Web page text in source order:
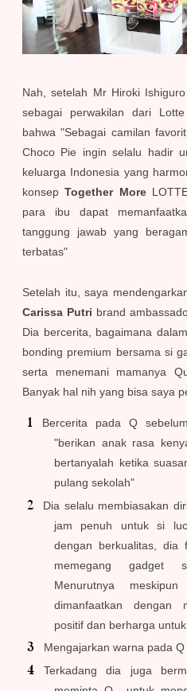
Nah, setelah Mr Hiroki
sebagai perwakilan dari
bahwa "Sebagai camilan
Choco Pie ingin selalu hadir
keluarga Indonesia yang
konsepTogether More
para ibu dapat
tanggung jawab yang
terbatas"
Setelah itu, saya
Carissa Putri brand
Dia bercerita, bagaimana
bonding premium bersama si
serta menemani mamanya
Banyak hal nih yang bisa saya
Bercerita pada Q
"berikan anak rasa
bertanyalah ketika
pulang sekolah"
Dia selalu membiasakan
jam penuh untuk si
dengan berkualitas, dia
memegang gadget
Menurutnya
dimanfaatkan dengan
positif dan berharga untuk
Mengajarkan warna pada
Terkadang dia juga